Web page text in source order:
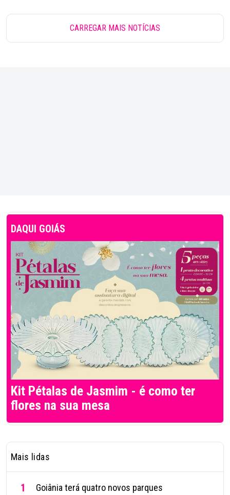
CARREGAR MAIS NOTÍCIAS
DAQUI GOIÁS
Kit Pétalas de Jasmim - é como ter
flores na sua mesa
Mais lidas
1 Goiânia terá quatro novos parques